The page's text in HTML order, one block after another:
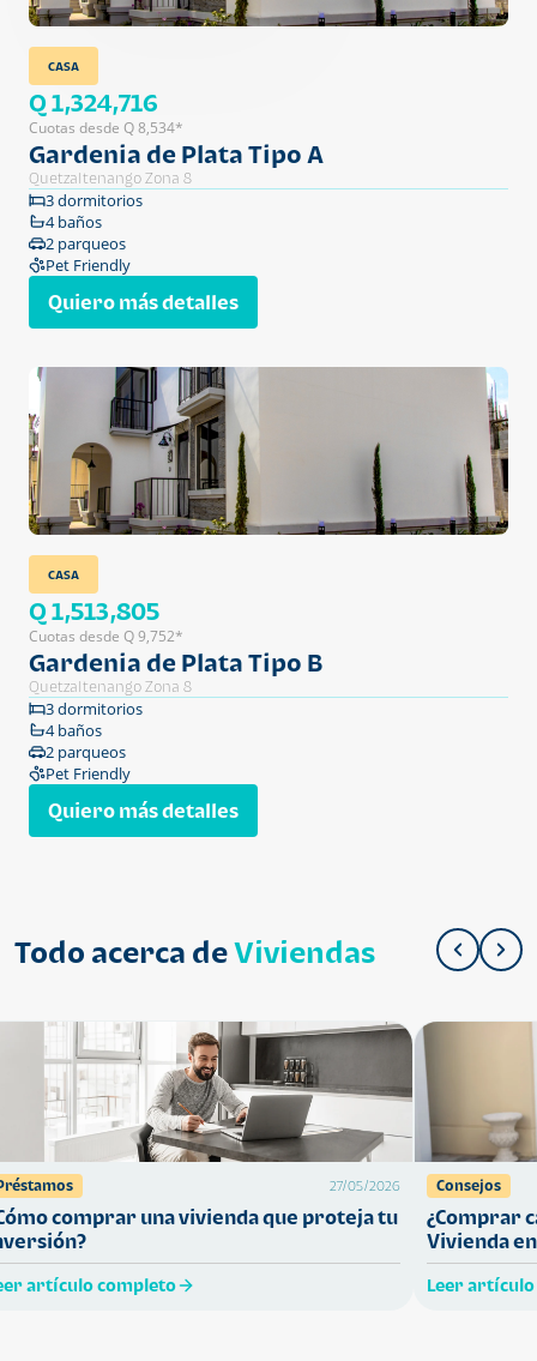
CASA
Q 1,324,716
Cuotas desde Q 8,534*
Gardenia de Plata Tipo A
Quetzaltenango Zona 8
3 dormitorios
4 baños
2 parqueos
Pet Friendly
Quiero más detalles
CASA
Q 1,513,805
Cuotas desde Q 9,752*
Gardenia de Plata Tipo B
Quetzaltenango Zona 8
3 dormitorios
4 baños
2 parqueos
Pet Friendly
Quiero más detalles
Todo acerca deViviendas
27/05/2026
comprar una vivienda que proteja tu
artículo completo
Consejos
¿Comprar
Vivienda
Leer